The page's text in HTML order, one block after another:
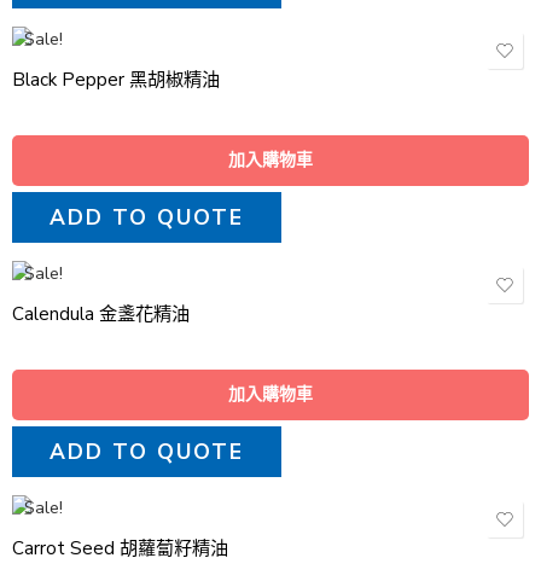
Sale!
Black Pepper 黑胡椒精油
加入購物車
ADD TO QUOTE
Sale!
Calendula 金盞花精油
加入購物車
ADD TO QUOTE
Sale!
Carrot Seed 胡蘿蔔籽精油